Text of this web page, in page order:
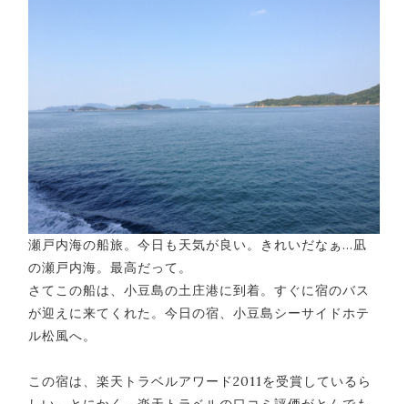
瀬戸内海の船旅。今日も天気が良い。きれいだなぁ…凪
の瀬戸内海。最高だって。
さてこの船は、小豆島の土庄港に到着。すぐに宿のバス
が迎えに来てくれた。今日の宿、小豆島シーサイドホテ
ル松風へ。
この宿は、楽天トラベルアワード2011を受賞しているら